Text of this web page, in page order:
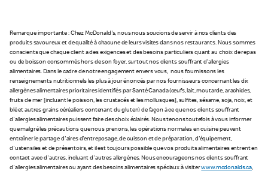
Remarque importante : Chez McDonald's, nous nous soucions de servir à nos clients des
produits savoureux et de qualité à chacune de leurs visites dans nos restaurants. Nous sommes
conscients que chaque client a des exigences et des besoins particuliers quant au choix de repas
ou de boisson consommés hors de son foyer, surtout nos clients souffrant d’allergies
alimentaires. Dans le cadre de notre engagement envers vous, nous fournissons les
renseignements nutritionnels les plus à jour énoncés par nos fournisseurs concernant les dix
allergènes alimentaires prioritaires identifiés par Santé Canada (œufs, lait, moutarde, arachides,
fruits de mer [incluant le poisson, les crustacés et les mollusques], sulfites, sésame, soja, noix, et
blé et autres grains céréaliers contenant du gluten) de façon à ce que nos clients souffrant
d'allergies alimentaires puissent faire des choix éclairés. Nous tenons toutefois à vous informer
que malgré les précautions que nous prenons, les opérations normales en cuisine peuvent
entraîner le partage d'aires d'entreposage, de cuisson et de préparation, d'équipement,
d'ustensiles et de présentoirs, et il est toujours possible que vos produits alimentaires entrent en
contact avec d'autres, incluant d'autres allergènes. Nous encourageons nos clients souffrant
d'allergies alimentaires ou ayant des besoins alimentaires spéciaux à visiterwww.mcdonalds.ca,